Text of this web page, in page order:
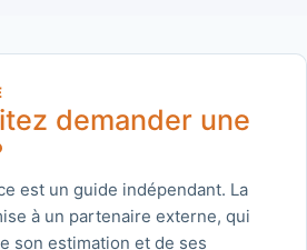
demander une
est un guide indépendant. La
à un partenaire externe, qui
son estimation et de ses